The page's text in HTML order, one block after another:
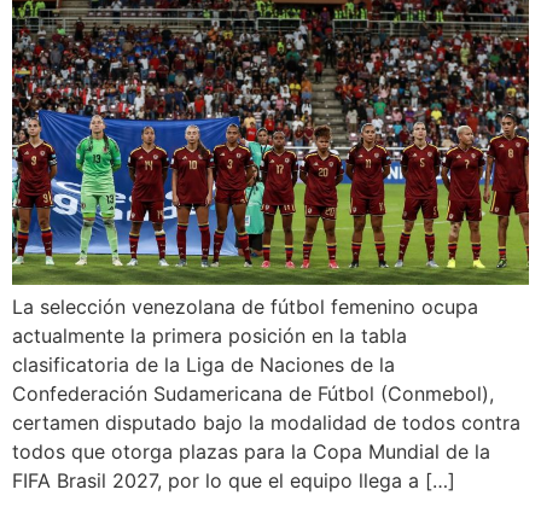
La selección venezolana de fútbol femenino ocupa
actualmente la primera posición en la tabla
clasificatoria de la Liga de Naciones de la
Confederación Sudamericana de Fútbol (Conmebol),
certamen disputado bajo la modalidad de todos contra
todos que otorga plazas para la Copa Mundial de la
FIFA Brasil 2027, por lo que el equipo llega a […]